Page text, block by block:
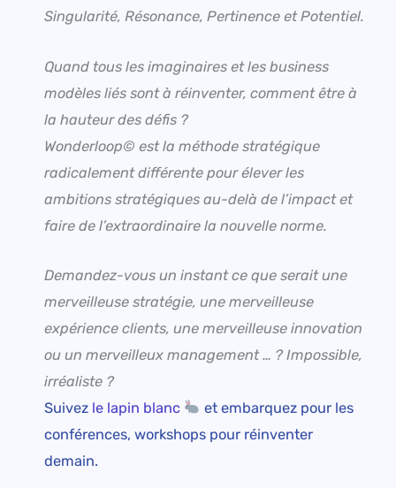
Singularité, Résonance, Pertinence et Potentiel.
Quand tous les imaginaires et les business
modèles liés sont à réinventer, comment être à
la hauteur des défis ?
Wonderloop© est la méthode stratégique
radicalement différente pour élever les
ambitions stratégiques au-delà de l’impact et
faire de l’extraordinaire la nouvelle norme.
Demandez-vous un instant ce que serait une
merveilleuse stratégie, une merveilleuse
expérience clients, une merveilleuse innovation
ou un merveilleux management … ? Impossible,
irréaliste ?
Suivez le lapin blanc
et embarquez pour les
conférences, workshops pour réinventer
demain.